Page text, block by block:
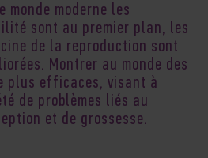
monde moderne les
sont au premier plan, les
de la reproduction sont
Montrer au monde des
plus efficaces, visant à
de problèmes liés au
et de grossesse.